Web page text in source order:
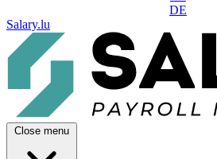
DE
Salary.lu
Close menu